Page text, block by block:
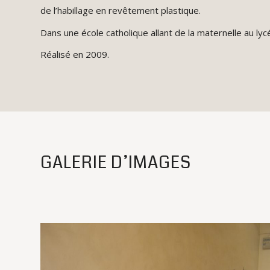
de l’habillage en revêtement plastique.
Dans une école catholique allant de la maternelle au
Réalisé en 2009.
GALERIE D’IMAGES